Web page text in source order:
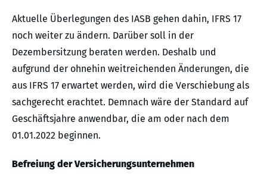
Aktuelle Überlegungen des IASB gehen dahin, IFRS 17
noch weiter zu ändern. Darüber soll in der
Dezembersitzung beraten werden. Deshalb und
aufgrund der ohnehin weitreichenden Änderungen, die
aus IFRS 17 erwartet werden, wird die Verschiebung als
sachgerecht erachtet. Demnach wäre der Standard auf
Geschäftsjahre anwendbar, die am oder nach dem
01.01.2022 beginnen.
Befreiung der Versicherungsunternehmen